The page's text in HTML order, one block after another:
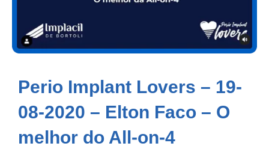
Perio Implant Lovers – 19-
08-2020 – Elton Faco – O
melhor do All-on-4